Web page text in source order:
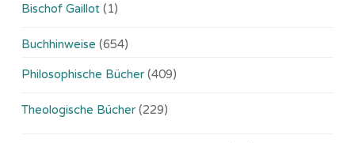
Bischof Gaillot (1)
Buchhinweise (654)
Philosophische Bücher (409)
Theologische Bücher (229)